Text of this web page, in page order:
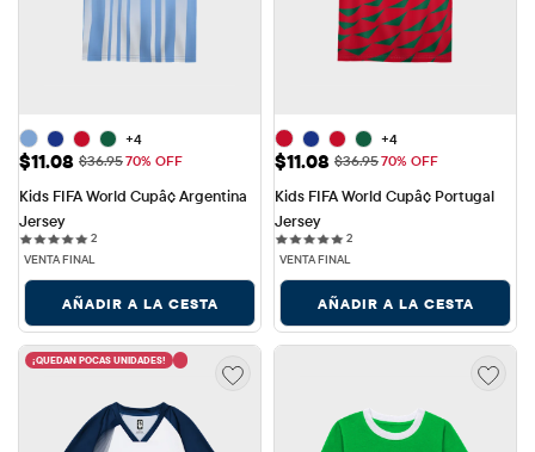
+4
Precio de venta: $11.08
$11.08 Precio original: $36.95
$36.9570% OFF
Kids FIFA World Cupâ¢ Argentina
Jersey
22 reviews
VENTA FINAL
AÑADIR A LA CESTA
+4
Precio de venta: $11.08
$11.08 Precio original: $36.95
$36.9570% OFF
Kids FIFA World Cupâ¢ Portugal
Jersey
22 reviews
VENTA FINAL
AÑADIR A LA CESTA
¡QUEDAN POCAS UNIDADES!